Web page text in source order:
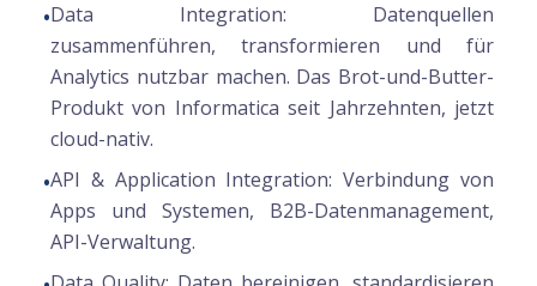
•Data Integration: Datenquellen
zusammenführen, transformieren und für
Analytics nutzbar machen. Das Brot-und-Butter-
Produkt von Informatica seit Jahrzehnten, jetzt
cloud-nativ.
•API & Application Integration: Verbindung von
Apps und Systemen, B2B-Datenmanagement,
API-Verwaltung.